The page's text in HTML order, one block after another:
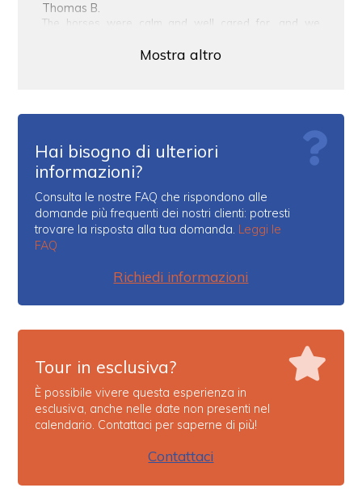
Thomas B.
The horses were calm and well cared for, and we
beautiful, and the atmosphere was very relaxing.
Mostra altro
Hai bisogno di ulteriori
informazioni?
Consulta le nostre FAQ che rispondono alle
domande più frequenti dei nostri clienti: potresti
trovare la risposta alla tua domanda. Leggi le
FAQ
Richiedi informazioni
Tour in esclusiva?
È possibile vivere questa esperienza in
esclusiva, anche nelle date non presenti nel
calendario. Contattaci per saperne di più!
Contattaci